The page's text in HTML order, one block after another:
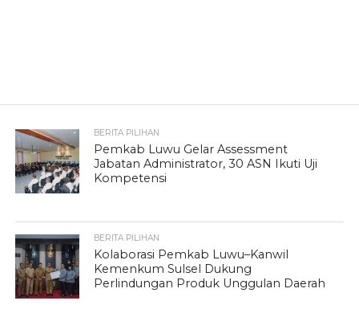
BERITA PILIHAN
Pemkab Luwu Gelar Assessment
Jabatan Administrator, 30 ASN Ikuti Uji
Kompetensi
BERITA PILIHAN
Kolaborasi Pemkab Luwu–Kanwil
Kemenkum Sulsel Dukung
Perlindungan Produk Unggulan Daerah